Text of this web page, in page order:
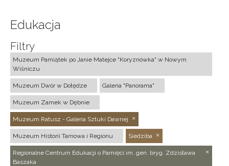
Edukacja
Filtry
Muzeum Pamiątek po Janie Matejce "Koryznówka" w Nowym
Wiśniczu
Muzeum Dwór w Dołędze Galeria "Panorama"
Muzeum Zamek w Dębnie
Muzeum Ratusz - Galeria Sztuki Dawnej
Muzeum Historii Tarnowa i Regionu Siedziba
Regionalne Centrum Edukacji o Pamięci im. gen. bryg. Zdzisława
Baszaka